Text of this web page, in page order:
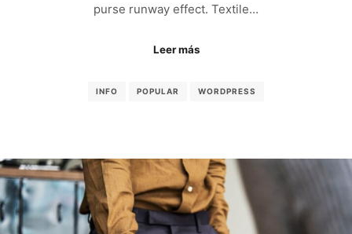
purse runway effect. Textile…
Leer más
INFO POPULAR WORDPRESS